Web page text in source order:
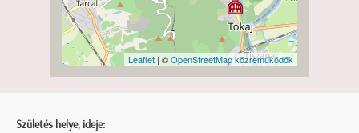
Leaflet | ©OpenStreetMap közreműködők
Születés helye, ideje: